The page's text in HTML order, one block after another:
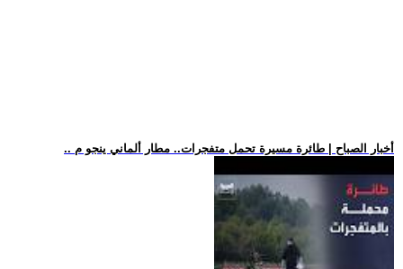
.. أخبار الصباح | طائرة مسيرة تحمل متفجرات.. مطار ألماني ينجو م